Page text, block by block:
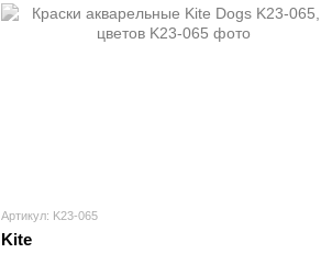
Артикул: K23-065
Kite